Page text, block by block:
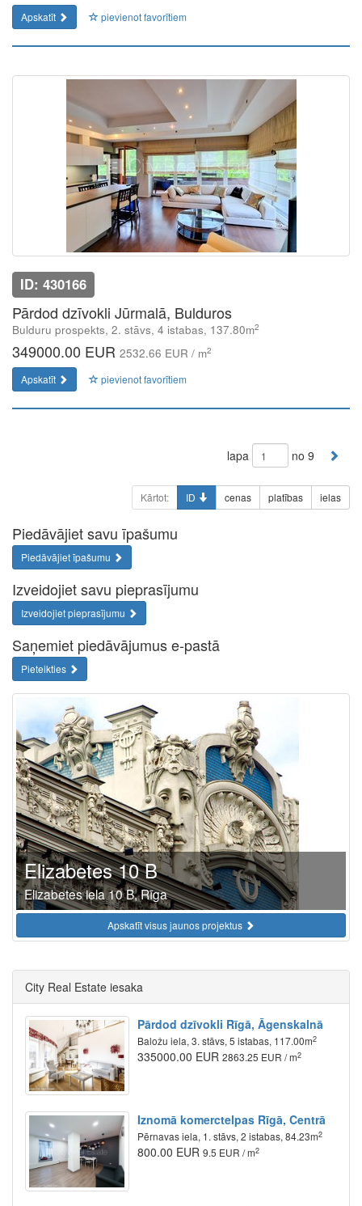
Apskatīt pievienot favorītiem
ID: 430166
Pārdod dzīvokli Jūrmalā, Bulduros
Bulduru prospekts, 2. stāvs, 4 istabas, 137.80m2
349000.00 EUR 2532.66 EUR / m2
Apskatīt pievienot favorītiem
lapa no 9
Kārtot: ID cenas platības ielas
Piedāvājiet savu īpašumu
Piedāvājiet īpašumu
Izveidojiet savu pieprasījumu
Izveidojiet pieprasījumu
Saņemiet piedāvājumus e-pastā
Pieteikties
Elizabetes 10 B
Elizabetes iela 10 B, Rīga
Apskatīt visus jaunos projektus
City Real Estate iesaka
Pārdod dzīvokli Rīgā, Āgenskalnā
Baložu iela, 3. stāvs, 5 istabas, 117.00m2
335000.00 EUR 2863.25 EUR / m2
Iznomā komerctelpas Rīgā, Centrā
Pērnavas iela, 1. stāvs, 2 istabas, 84.23m2
800.00 EUR 9.5 EUR / m2